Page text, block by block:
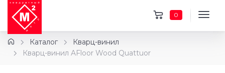
0
Каталог
Кварц-винил
Кварц-винил AFloor Wood Quattuor